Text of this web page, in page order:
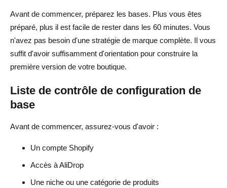
Avant de commencer, préparez les bases. Plus vous êtes
préparé, plus il est facile de rester dans les 60 minutes. Vous
n'avez pas besoin d'une stratégie de marque complète. Il vous
suffit d'avoir suffisamment d'orientation pour construire la
première version de votre boutique.
Liste de contrôle de configuration de
base
Avant de commencer, assurez-vous d'avoir :
Un compte Shopify
Accès à AliDrop
Une niche ou une catégorie de produits